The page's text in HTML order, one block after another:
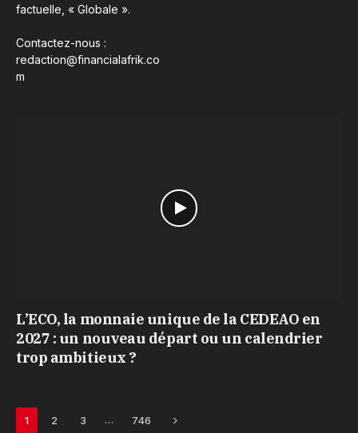
factuelle, « Globale ».
Contactez-nous :
redaction@financialafrik.co
m
L’ECO, la monnaie unique de la CEDEAO en
2027 : un nouveau départ ou un calendrier
trop ambitieux ?
1 2 3 … 746 Next